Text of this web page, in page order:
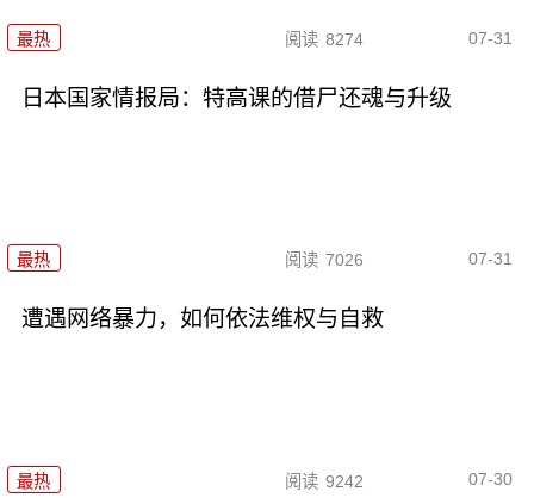
最热 阅读 8274 07-31
日本国家情报局：特高课的借尸还魂与升级
最热 阅读 7026 07-31
遭遇网络暴力，如何依法维权与自救
最热 阅读 9242 07-30